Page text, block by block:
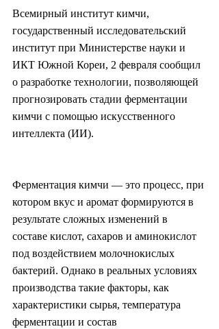
Всемирный институт кимчи,
государственный исследовательский
институт при Министерстве науки и
ИКТ Южной Кореи, 2 февраля сообщил
о разработке технологии, позволяющей
прогнозировать стадии ферментации
кимчи с помощью искусственного
интеллекта (ИИ).
Ферментация кимчи — это процесс, при
котором вкус и аромат формируются в
результате сложных изменений в
составе кислот, сахаров и аминокислот
под воздействием молочнокислых
бактерий. Однако в реальных условиях
производства такие факторы, как
характеристики сырья, температура
ферментации и состав